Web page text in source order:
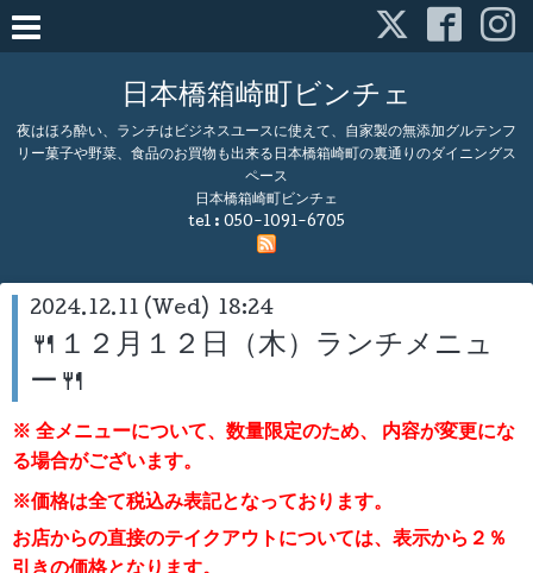
日本橋箱崎町ビンチェ
夜はほろ酔い、ランチはビジネスユースに使えて、自家製の無添加グルテンフ
リー菓子や野菜、食品のお買物も出来る日本橋箱崎町の裏通りのダイニングス
ペース
日本橋箱崎町ビンチェ
tel : 050-1091-6705
2024.12.11 (Wed) 18:24
🍴１２月１２日（木）ランチメニュ
ー🍴
※ 全メニューについて、数量限定のため、
内容が変更にな
る場合がございます。
※価格は全て税込み表記となっております。
お店からの直接のテイクアウトについては、表示から２％
引きの価格となります。